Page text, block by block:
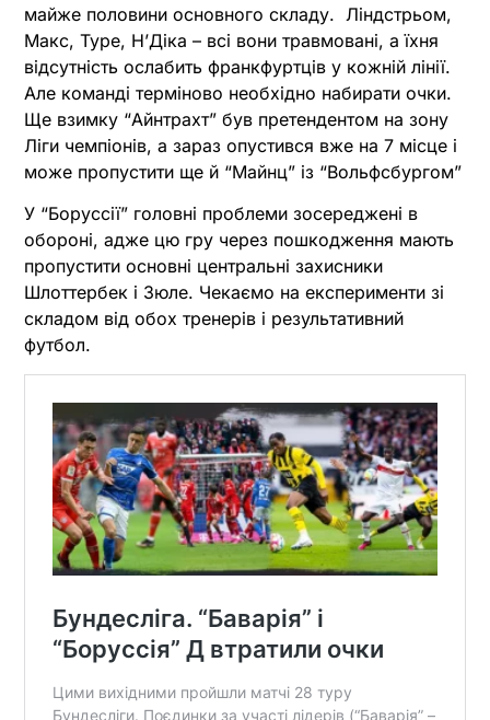
майже половини основного складу. Ліндстрьом,
Макс, Туре, Н’Діка – всі вони травмовані, а їхня
відсутність ослабить франкфуртців у кожній лінії.
Але команді терміново необхідно набирати очки.
Ще взимку “Айнтрахт” був претендентом на зону
Ліги чемпіонів, а зараз опустився вже на 7 місце і
може пропустити ще й “Майнц” із “Вольфсбургом”
У “Боруссії” головні проблеми зосереджені в
обороні, адже цю гру через пошкодження мають
пропустити основні центральні захисники
Шлоттербек і Зюле. Чекаємо на експерименти зі
складом від обох тренерів і результативний
футбол.